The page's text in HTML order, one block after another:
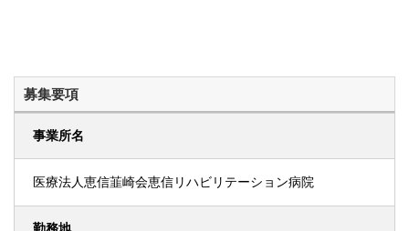
募集要項
事業所名
医療法人恵信韮崎会恵信リハビリテーション病院